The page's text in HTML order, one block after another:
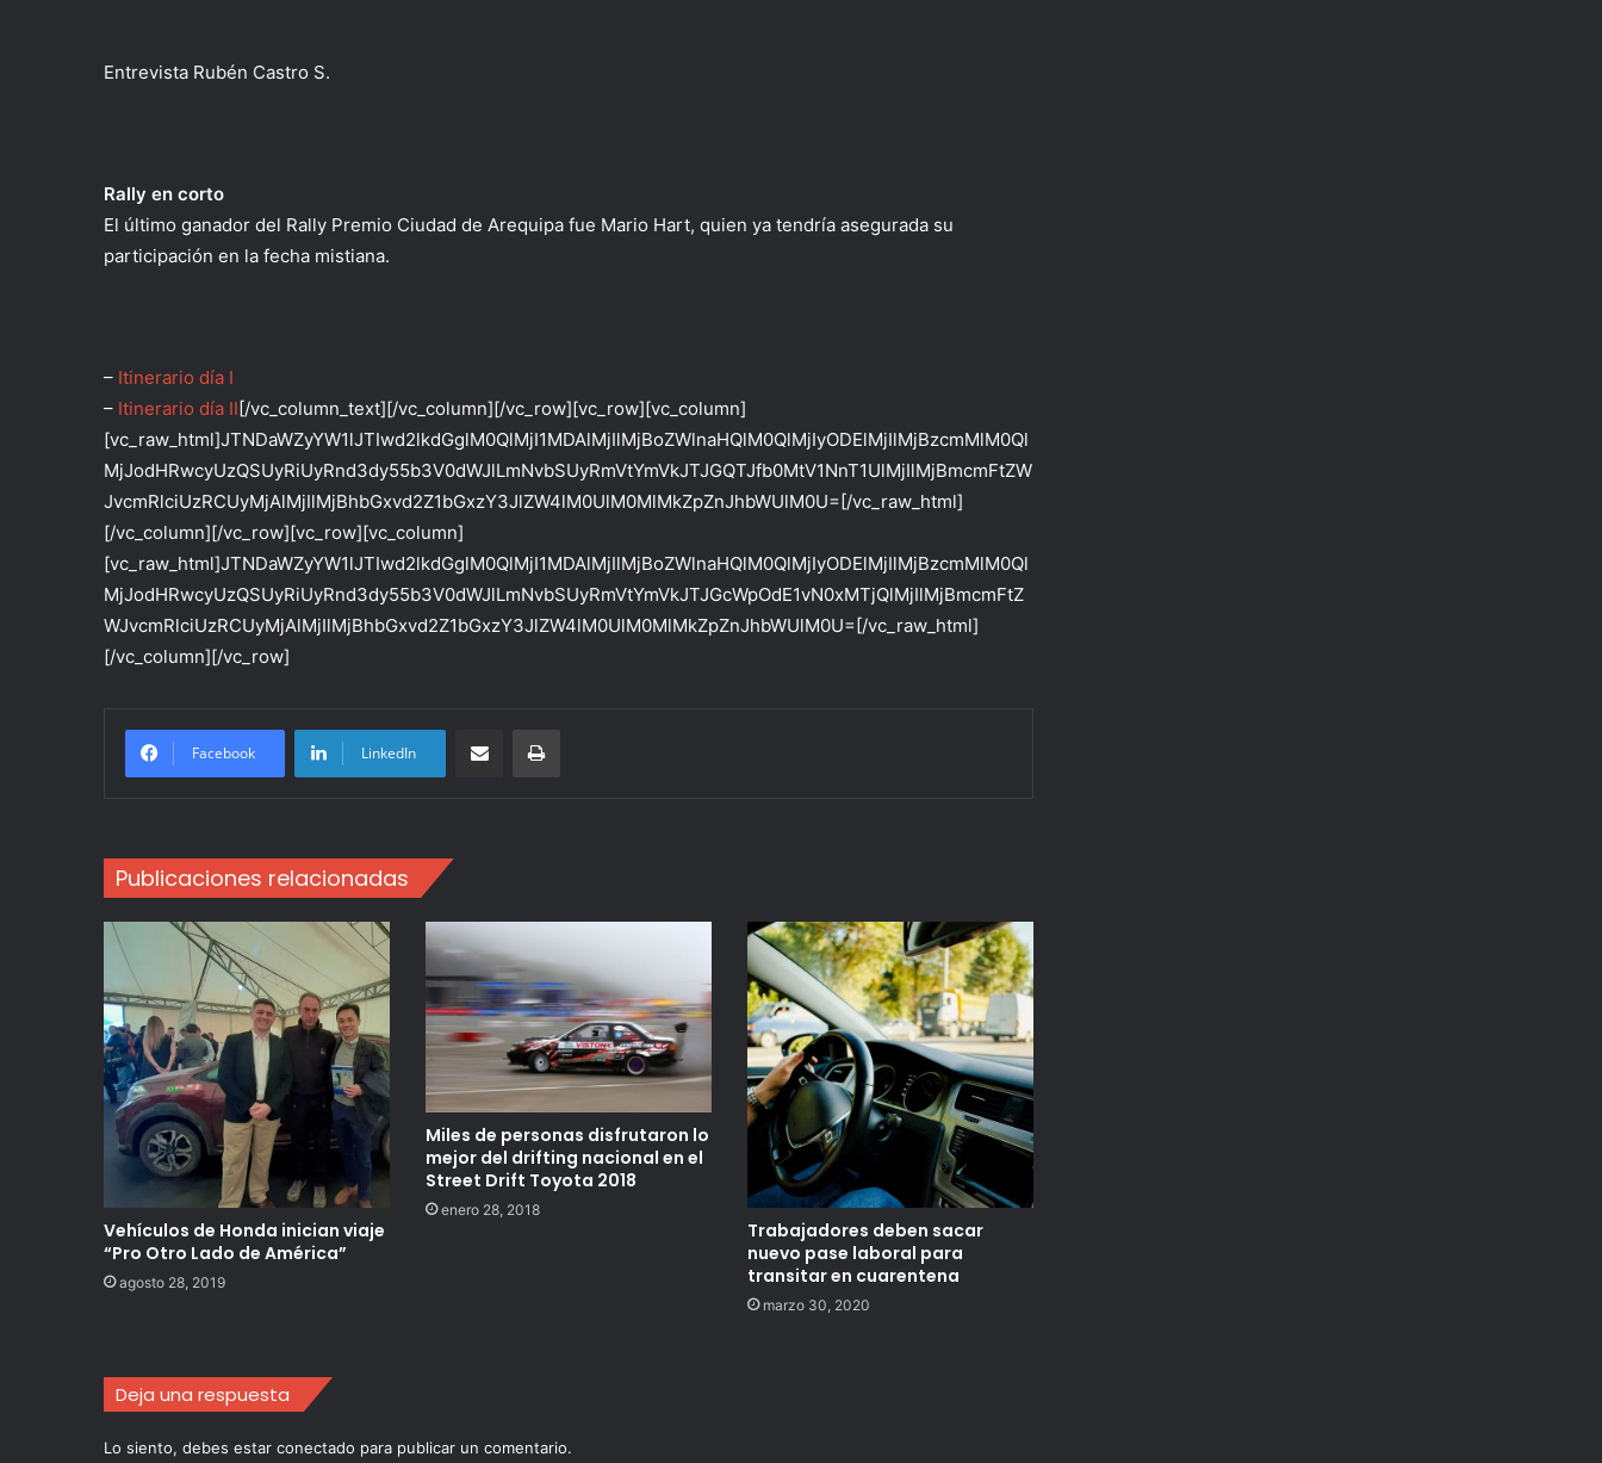
Entrevista Rubén Castro S.
Rally en corto
El último ganador del Rally Premio Ciudad de Arequipa fue Mario Hart, quien ya tendría asegurada su
participación en la fecha mistiana.
– Itinerario día I
– Itinerario día II [/vc_column_text][/vc_column][/vc_row][vc_row][vc_column]
[vc_raw_html]JTNDaWZyYW1lJTIwd2lkdGglM0QlMjI1MDAlMjIlMjBoZWlnaHQlM0QlMjIyODElMjIlMjBzcmMlM0Ql
MjJodHRwcyUzQSUyRiUyRnd3dy55b3V0dWJlLmNvbSUyRmVtYmVkJTJGQTJfb0MtV1NnT1UlMjIlMjBmcmFtZW
JvcmRlciUzRCUyMjAlMjIlMjBhbGxvd2Z1bGxzY3JlZW4lM0UlM0MlMkZpZnJhbWUlM0U=[/vc_raw_html]
[/vc_column][/vc_row][vc_row][vc_column]
[vc_raw_html]JTNDaWZyYW1lJTIwd2lkdGglM0QlMjI1MDAlMjIlMjBoZWlnaHQlM0QlMjIyODElMjIlMjBzcmMlM0Ql
MjJodHRwcyUzQSUyRiUyRnd3dy55b3V0dWJlLmNvbSUyRmVtYmVkJTJGcWpOdE1vN0xMTjQlMjIlMjBmcmFtZ
WJvcmRlciUzRCUyMjAlMjIlMjBhbGxvd2Z1bGxzY3JlZW4lM0UlM0MlMkZpZnJhbWUlM0U=[/vc_raw_html]
[/vc_column][/vc_row]
Facebook LinkedIn
Compartir por correo electrónicoImprimir
Publicaciones relacionadas
Vehículos de Honda inician viaje
“Pro Otro Lado de América”
agosto 28, 2019
Miles de personas disfrutaron lo
mejor del drifting nacional en el
Street Drift Toyota 2018
enero 28, 2018
Trabajadores deben sacar
nuevo pase laboral para
transitar en cuarentena
marzo 30, 2020
Deja una respuesta
Lo siento, debes estar conectado para publicar un comentario.